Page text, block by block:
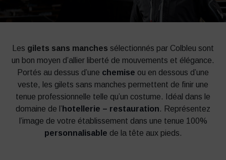
Les gilets sans manches sélectionnés par Colbleu sont
un bon moyen d’allier liberté de mouvements et élégance.
Portés au dessus d’une chemise ou en dessous d’une
veste, les gilets sans manches permettent de finir une
tenue professionnelle telle qu’un costume. Idéal dans le
domaine de l’ hotellerie – restauration. Représentez
l’image de votre établissement dans une tenue 100%
personnalisable de la tête aux pieds.